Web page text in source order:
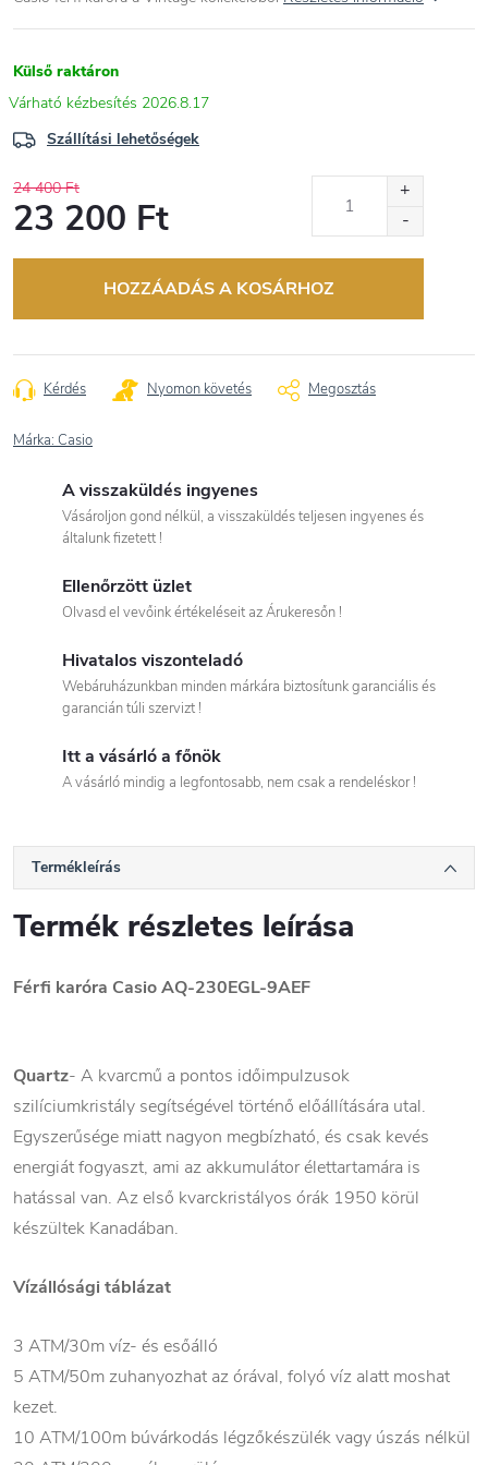
Külső raktáron
2026.8.17
Szállítási lehetőségek
24 400 Ft
23 200 Ft
HOZZÁADÁS A KOSÁRHOZ
Kérdés Nyomon követés Megosztás
Márka: Casio
A visszaküldés ingyenes
Vásároljon gond nélkül, a visszaküldés teljesen ingyenes és
általunk fizetett !
Ellenőrzött üzlet
Olvasd el vevőink értékeléseit az Árukeresőn !
Hivatalos viszonteladó
Webáruházunkban minden márkára biztosítunk garanciális és
garancián túli szervizt !
Itt a vásárló a főnök
A vásárló mindig a legfontosabb, nem csak a rendeléskor !
Termékleírás
Termék részletes leírása
Férfi karóra Casio AQ-230EGL-9AEF
Quartz- A kvarcmű a pontos időimpulzusok
szilíciumkristály segítségével történő előállítására utal.
Egyszerűsége miatt nagyon megbízható, és csak kevés
energiát fogyaszt, ami az akkumulátor élettartamára is
hatással van. Az első kvarckristályos órák 1950 körül
készültek Kanadában.
Vízállósági táblázat
3 ATM/30m víz- és esőálló
5 ATM/50m zuhanyozhat az órával, folyó víz alatt moshat
kezet.
10 ATM/100m búvárkodás légzőkészülék vagy úszás nélkül